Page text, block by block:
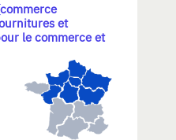
et
le commerce et